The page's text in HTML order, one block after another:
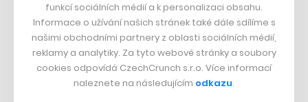
Bomma není tichá
Originální hodinky
Nábytek z betonu
funkcí sociálních médií a k personalizaci obsahu.
Informace o užívání našich stránek také dále sdílíme s
našimi obchodními partnery z oblasti sociálních médií,
reklamy a analytiky. Za tyto webové stránky a soubory
cookies odpovídá CzechCrunch s.r.o. Více informací
naleznete na následujícím odkazu.